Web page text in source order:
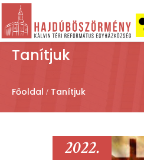
Tanítjuk
Főoldal Tanítjuk
2022.